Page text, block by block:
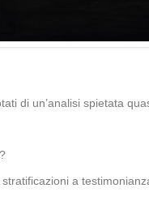
di un’analisi spietata
a